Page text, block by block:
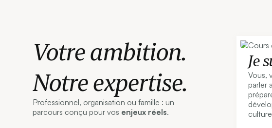
Votre ambition.
Notre expertise.
Professionnel, organisation ou famille : un
parcours conçu pour vos enjeux réels.
Je
Vous,
parler